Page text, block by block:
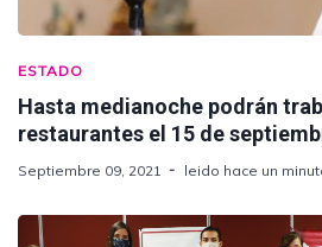
ESTADO
Hasta medianoche podrán
restaurantes el 15 de
Septiembre 09, 2021 leido hace un